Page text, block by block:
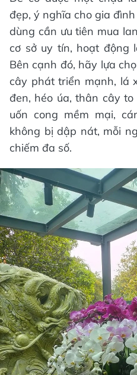
đẹp, ý nghĩa cho gia
dùng cần ưu tiên mua
cơ sở uy tín, hoạt động
Bên cạnh đó, hãy lựa
cây phát triển mạnh, lá
đen, héo úa, thân cây
uốn cong mềm mại,
không bị dập nát, mỗi
chiếm đa số.